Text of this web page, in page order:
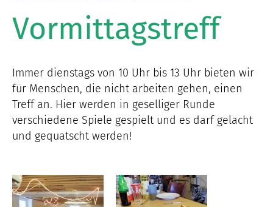
Vormittagstreff
Immer dienstags von 10 Uhr bis 13 Uhr bieten wir
für Menschen, die nicht arbeiten gehen, einen
Treff an. Hier werden in geselliger Runde
verschiedene Spiele gespielt und es darf gelacht
und gequatscht werden!